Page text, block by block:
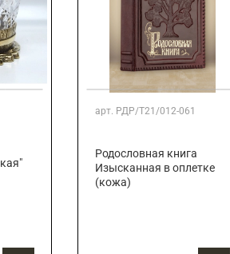
арт. РДР/Т21/012-061
Родословная книга
Изысканная в оплетке
(кожа)